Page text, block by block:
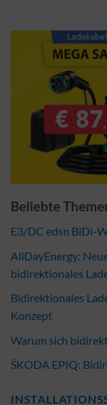
Beliebte
E3/DC edsn BiDi-
AllDayEnergy:
bidirektionales
Bidirektionales
Konzept
Warum sich
ŠKODA EPIQ: